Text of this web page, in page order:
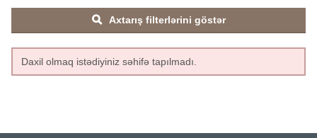
Axtarış filterlərini göstər
Daxil olmaq istədiyiniz səhifə tapılmadı.